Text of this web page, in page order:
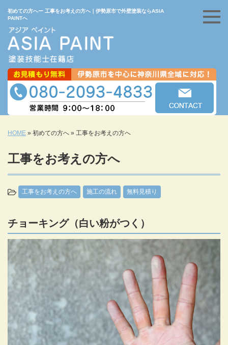
初めての方へー 工事をお考えの方へ｜伊勢原市で外壁塗装ならASIA
PAINTへ
HOME » 初めての方へ » 工事をお考えの方へ
工事をお考えの方へ
工事をお考えの方へ 施工の流れ 無料見積り
チョーキング（白い粉がつく）